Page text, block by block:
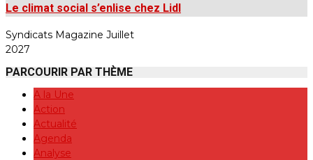
Le climat social s’enlise chez Lidl
Syndicats Magazine Juillet
2027
PARCOURIR PAR THÈME
A la Une
Action
Actualité
Agenda
Analyse